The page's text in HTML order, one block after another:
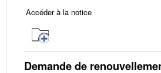
Accéder à la notice
Demande de